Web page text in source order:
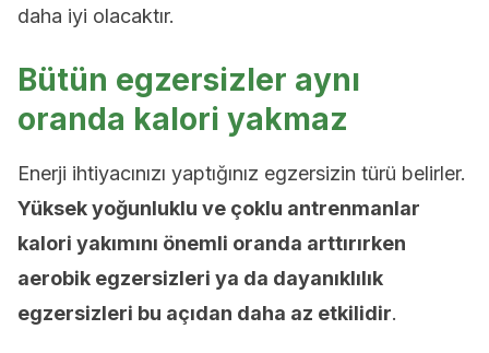
daha iyi olacaktır.
Bütün egzersizler aynı
oranda kalori yakmaz
Enerji ihtiyacınızı yaptığınız egzersizin türü belirler.
Yüksek yoğunluklu ve çoklu antrenmanlar
kalori yakımını önemli oranda arttırırken
aerobik egzersizleri ya da dayanıklılık
egzersizleri bu açıdan daha az etkilidir.